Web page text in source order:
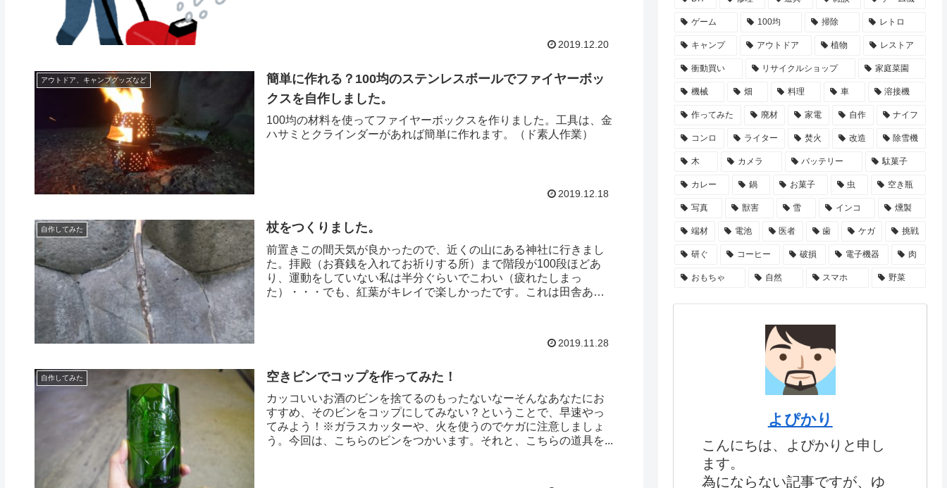
2019.12.20
アウトドア、キャンプグッズなど
簡単に作れる？100均のステンレスボールでファイヤーボッ
クスを自作しました。
100均の材料を使ってファイヤーボックスを作りました。工具は、金
ハサミとクラインダーがあれば簡単に作れます。（ド素人作業）
2019.12.18
自作してみた 杖をつくりました。
前置きこの間天気が良かったので、近くの山にある神社に行きまし
た。拝殿（お賽銭を入れてお祈りする所）まで階段が100段ほどあ
り、運動をしていない私は半分ぐらいでこわい（疲れたしまっ
た）・・・でも、紅葉がキレイで楽しかったです。これは田舎ある
2019.11.28
自作してみた 空きビンでコップを作ってみた！
カッコいいお酒のビンを捨てるのもったないなーそんなあなたにお
すすめ、そのビンをコップにしてみない？ということで、早速やっ
てみよう！※ガラスカッターや、火を使うのでケガに注意しましょ
う。今回は、こちらのビンをつかいます。それと、こちらの道具を...
ゲーム 100均 掃除 レトロ
キャンプ アウトドア 植物 レストア
衝動買い リサイクルショップ 家庭菜園
機械 畑 料理 車 溶接機
作ってみた 廃材 家電 自作 ナイフ
コンロ ライター 焚火 改造 除雪機
木 カメラ バッテリー 駄菓子
カレー 鍋 お菓子 虫 空き瓶
写真 獣害 雪 インコ 燻製
端材 電池 医者 歯 ケガ 挑戦
研ぐ コーヒー 破損 電子機器 肉
おもちゃ 自然 スマホ 野菜
よぴかり
こんにちは、よぴかりと申し
ます。
為にならない記事ですが、ゆ